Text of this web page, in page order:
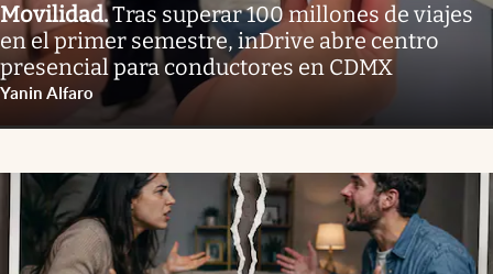
Movilidad.Tras superar 100 millones de viajes
en el primer semestre, inDrive abre centro
presencial para conductores en CDMX
Yanin Alfaro